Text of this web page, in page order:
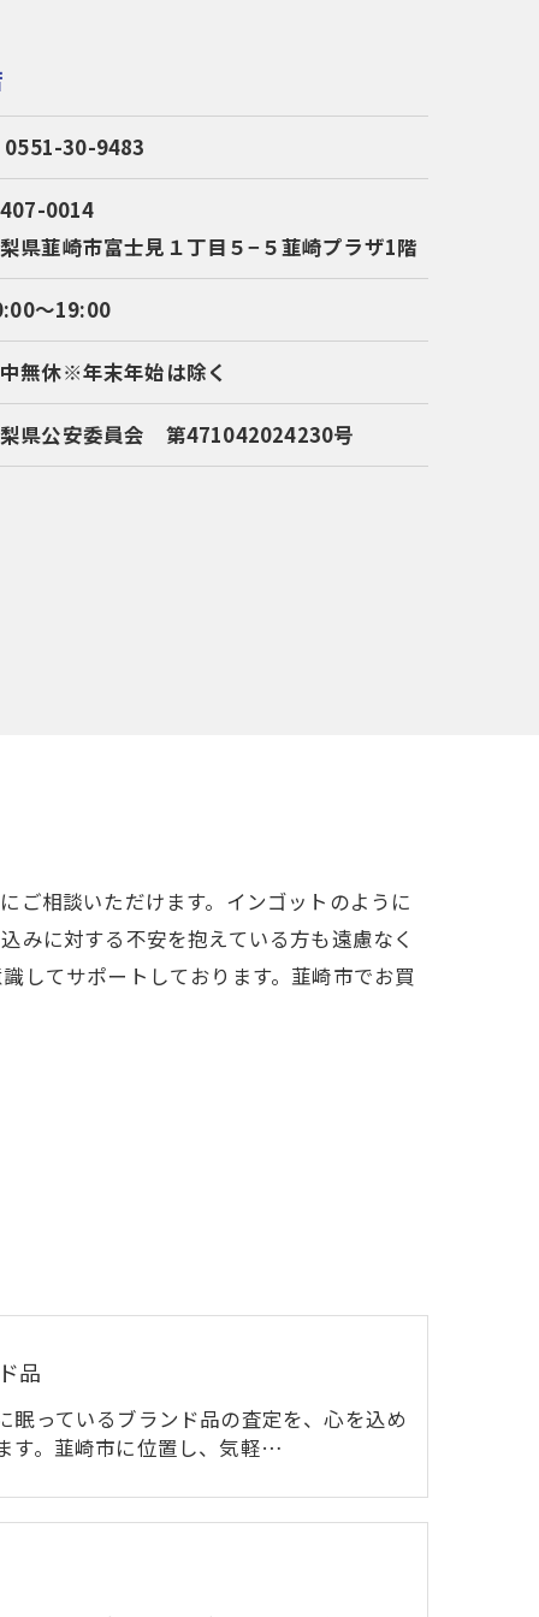
30-9483
0014
県韮崎市富士見１丁目５−５韮崎プラザ1階
～19:00
無休※年末年始は除く
県公安委員会 第471042024230号
ご相談いただけます。インゴットのように
みに対する不安を抱えている方も遠慮なく
してサポートしております。韮崎市でお買
品
眠っているブランド品の査定を、心を込め
す。韮崎市に位置し、気軽…